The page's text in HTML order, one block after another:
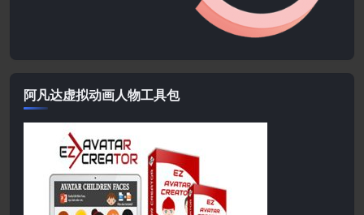
阿凡达虚拟动画人物工具包